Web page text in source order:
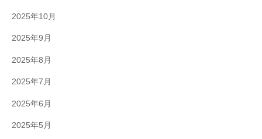
2025年10月
2025年9月
2025年8月
2025年7月
2025年6月
2025年5月